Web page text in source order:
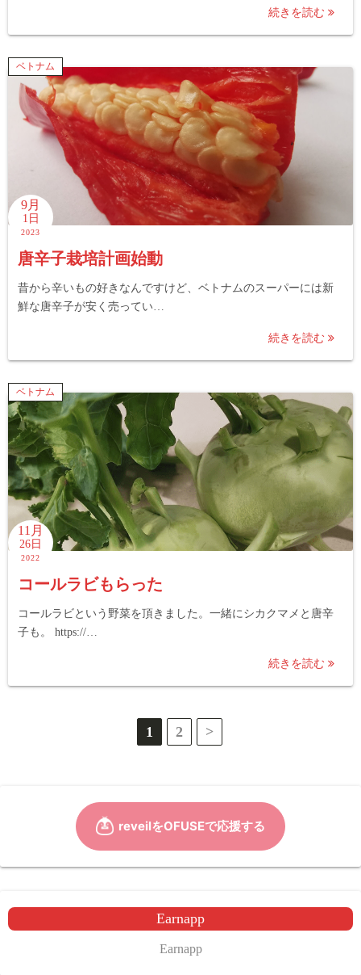
続きを読む
ベトナム
9月
1日
2023
唐辛子栽培計画始動
昔から辛いもの好きなんですけど、ベトナムのスーパーには新
鮮な唐辛子が安く売ってい…
続きを読む
ベトナム
11月
26日
2022
コールラビもらった
コールラビという野菜を頂きました。一緒にシカクマメと唐辛
子も。 https://…
続きを読む
送
1 2 >
Earnapp
Earnapp